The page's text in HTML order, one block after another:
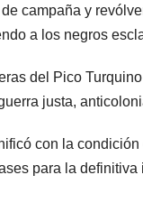
campaña y
a los negros
del Pico
justa,
con la
para la